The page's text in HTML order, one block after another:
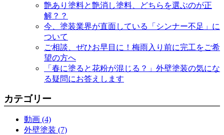
艶あり塗料と艶消し塗料、どちらを選ぶのが正
解？？
今、塗装業界が直面している「シンナー不足」に
ついて
ご相談、ぜひお早目に！梅雨入り前に完工をご希
望の方へ
「春に塗ると花粉が混じる？」外壁塗装の気にな
る疑問にお答えします
カテゴリー
動画 (4)
外壁塗装 (7)